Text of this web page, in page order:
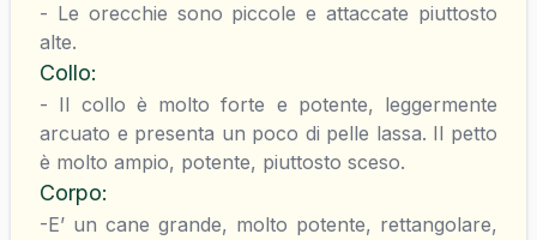
- Le orecchie sono piccole e attaccate piuttosto
alte.
Collo:
- Il collo è molto forte e potente, leggermente
arcuato e presenta un poco di pelle lassa. Il petto
è molto ampio, potente, piuttosto sceso.
Corpo:
-E’ un cane grande, molto potente, rettangolare,